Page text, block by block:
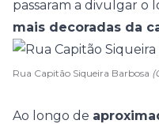
passaram a divulgar o
mais decoradas da
Rua Capitão Siqueira Barbosa
Ao longo de